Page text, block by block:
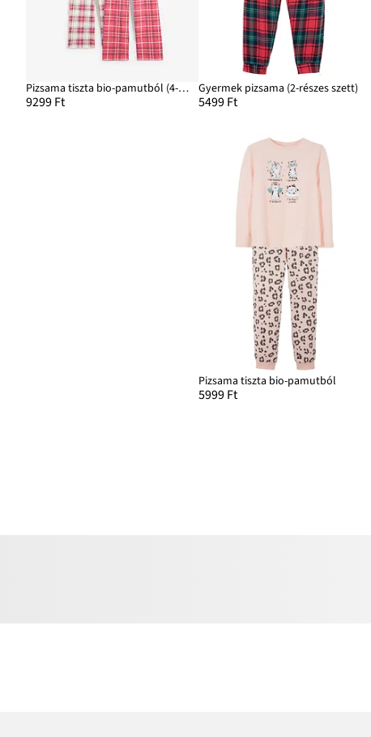
Pizsama tiszta bio-pamutból (4-részes szett)
9299 Ft
Gyermek pizsama (2-részes szett)
5499 Ft
Pizsama tiszta bio-pamutból
5999 Ft